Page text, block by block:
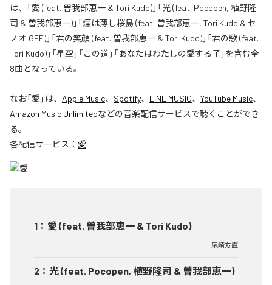
は、「愛 (feat. 曽我部恵一 & Tori Kudo)」「光 (feat. Pocopen, 植野隆
司 & 曽我部恵一)」「煙は薄し桜島 (feat. 曽我部恵一, Tori Kudo & セ
ノオ GEE)」「君の笑顔 (feat. 曽我部恵一 & Tori Kudo)」「君の歌 (feat.
Tori Kudo)」「星空」「この道」「あなたはわたしの愛する子」を含む全
8曲となっている。
なお「愛 」は、 Apple Music、 Spotify、 LINE MUSIC、 YouTube Music、
Amazon Music Unlimitedなどの音楽配信サービスで聴くことができ
る。
各配信サービス： 愛
1 ： 愛 (feat. 曽我部恵一 & Tori Kudo)
尾崎友直
2 ： 光 (feat. Pocopen, 植野隆司 & 曽我部恵一)